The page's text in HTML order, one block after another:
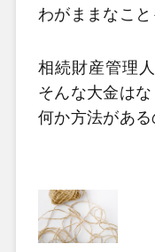
わがままなこと
相続財産管理
そんな大金は
何か方法があ